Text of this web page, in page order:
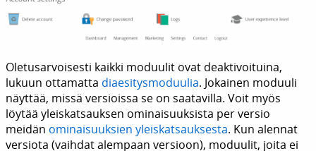
Oletusarvoisesti kaikki moduulit ovat deaktivoituina,
lukuun ottamatta diaesitysmoduulia. Jokainen moduuli
näyttää, missä versioissa se on saatavilla. Voit myös
löytää yleiskatsauksen ominaisuuksista per versio
meidän ominaisuuksien yleiskatsauksesta. Kun alennat
versiota (vaihdat alempaan versioon), moduulit, joita ei